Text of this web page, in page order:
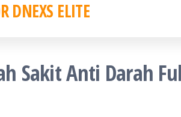
DNEXS ELITE
Sakit Anti Darah